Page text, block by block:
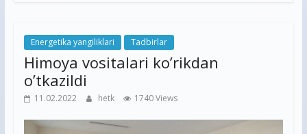
Energetika yangiliklari Tadbirlar
Himoya vositalari ko’rikdan
o’tkazildi
11.02.2022 hetk 1740 Views